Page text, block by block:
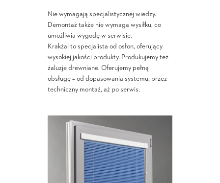
Nie wymagają specjalistycznej wiedzy.
Demontaż także nie wymaga wysiłku, co
umożliwia wygodę w serwisie.
Krakżal to specjalista od osłon, oferujący
wysokiej jakości produkty. Produkujemy też
żaluzje drewniane. Oferujemy pełną
obsługę – od dopasowania systemu, przez
techniczny montaż, aż po serwis.